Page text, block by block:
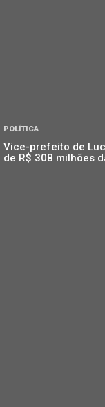
POLÍTICA
Vice-prefeito de
de R$ 308 milhões